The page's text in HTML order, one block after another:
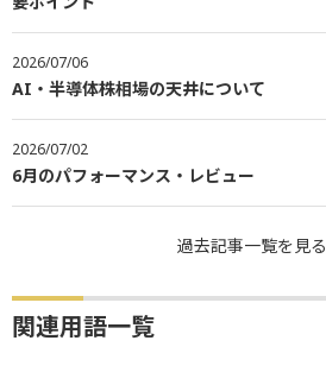
2026/07/06
AI・半導体株相場の天井について
2026/07/02
6月のパフォーマンス・レビュー
過去記事一覧を見る
関連用語一覧